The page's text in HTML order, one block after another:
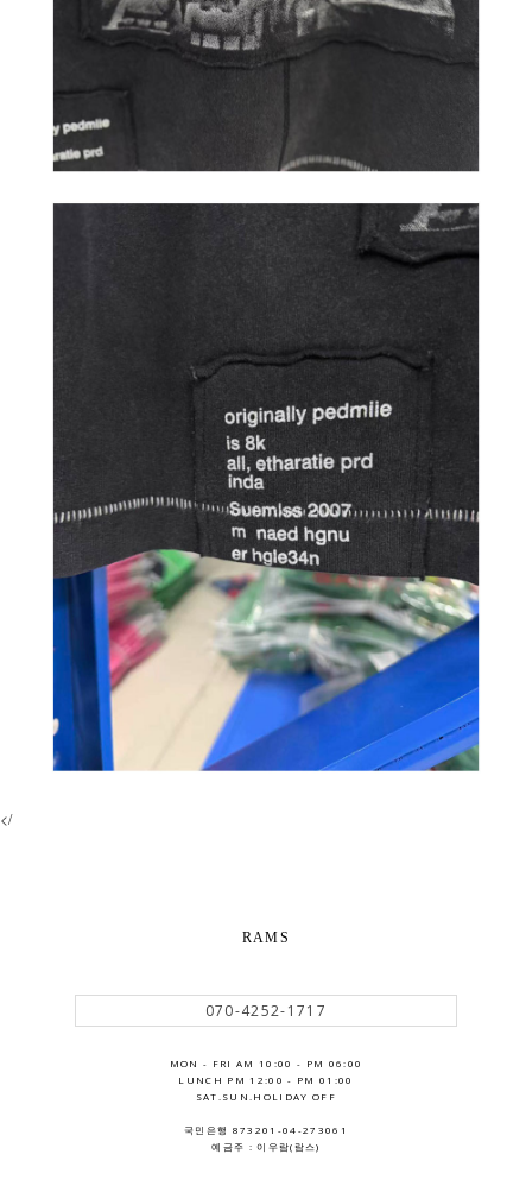
</
RAMS
070-4252-1717
MON - FRI AM 10:00 - PM 06:00
LUNCH PM 12:00 - PM 01:00
SAT.SUN.HOLIDAY OFF
국민은행 873201-04-273061
예금주 : 이우람(람스)